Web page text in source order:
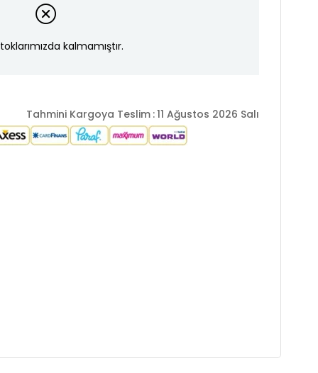
kalmamıştır.
Tahmini Kargoya Teslim :11 Ağustos 2026 Salı